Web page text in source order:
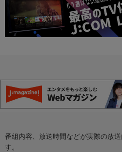
番組内容、放送時間などが実際の放
す。